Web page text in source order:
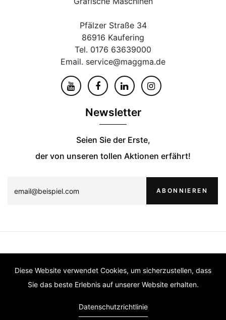
Pfälzer Straße 34
86916 Kaufering
Tel. 0176 63639000
Email. service@maggma.de
Newsletter
Seien Sie der Erste,
der von unseren tollen Aktionen erfährt!
ABONNIEREN
Diese Website verwendet Cookies, um sicherzustellen, dass
Sie das beste Erlebnis auf unserer Website erhalten.
Datenschutzrichtlinie